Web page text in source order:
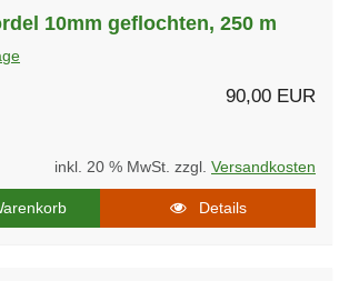
10mm geflochten, 250 m
90,00 EUR
inkl. 20 % MwSt. zzgl. Versandkosten
Details